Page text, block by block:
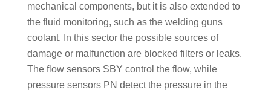
mechanical components, but it is also extended to
the fluid monitoring, such as the welding guns
coolant. In this sector the possible sources of
damage or malfunction are blocked filters or leaks.
The flow sensors SBY control the flow, while
pressure sensors PN detect the pressure in the